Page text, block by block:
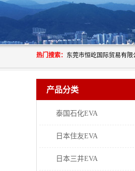
热门搜索：
产品分类
泰国石化EVA
日本住友EVA
日本三井EVA